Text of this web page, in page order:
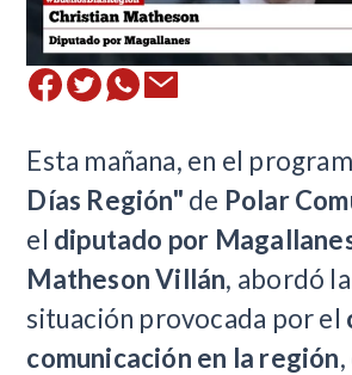
Esta mañana, en el
Días Región" de Polar
el diputado por
Matheson Villán, abordó
situación provocada por el
comunicación en la región